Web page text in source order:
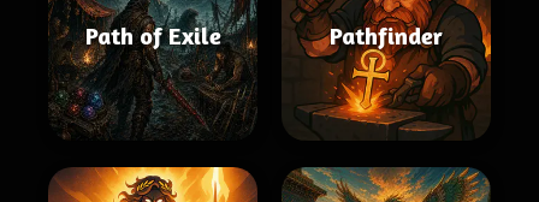
Path of Exile Pathfinder